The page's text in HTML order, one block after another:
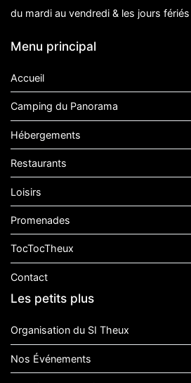
du mardi au vendredi & les jours
Menu principal
Accueil
Camping du Panorama
Hébergements
Restaurants
Loisirs
Promenades
TocTocTheux
Contact
Les petits plus
Organisation du SI Theux
Nos Événements